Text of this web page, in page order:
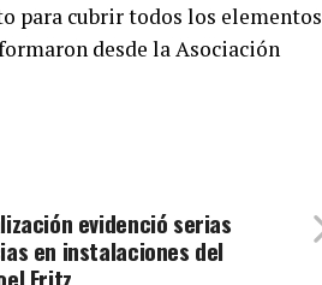
para cubrir todos los elementos
desde la Asociación
evidenció serias
en instalaciones del